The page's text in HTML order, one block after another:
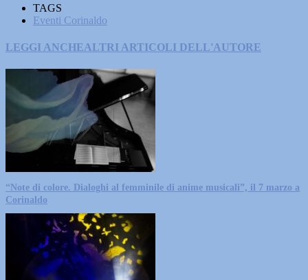
TAGS
Eventi Corinaldo
LEGGI ANCHEALTRI ARTICOLI DELL'AUTORE
“Note di colore. Dialoghi al femminile di anime musicali”, il 7 marzo a
Corinaldo